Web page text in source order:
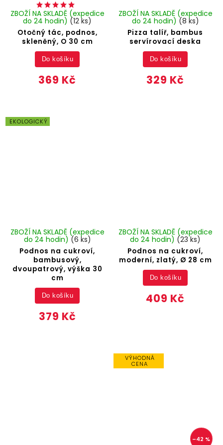
Otočný tác, podnos,
skleněný, O 30 cm
ZBOŽÍ NA SKLADĚ (expedice
do 24 hodin) (12 ks)
369 Kč
Do košíku
Pizza talíř, bambus
servírovací deska
ZBOŽÍ NA SKLADĚ (expedice
do 24 hodin) (8 ks)
329 Kč
Do košíku
EKOLOGICKÝ
Podnos na cukroví,
bambusový,
dvoupatrový, výška 30
cm
ZBOŽÍ NA SKLADĚ (expedice
do 24 hodin) (6 ks)
379 Kč
Do košíku
Podnos na cukroví,
moderní, zlatý, Ø 28 cm
ZBOŽÍ NA SKLADĚ (expedice
do 24 hodin) (23 ks)
409 Kč
Do košíku
VÝHODNÁ
CENA
–42 %